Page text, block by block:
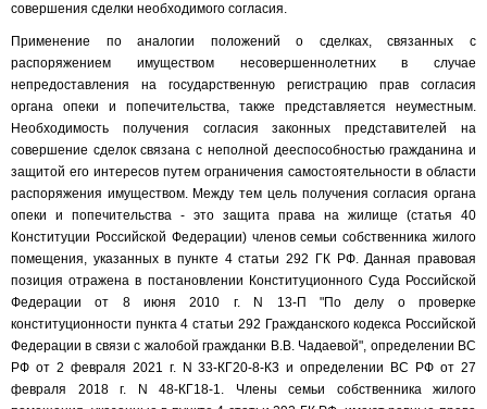
совершения сделки необходимого согласия.
Применение по аналогии положений о сделках, связанных с
распоряжением имуществом несовершеннолетних в случае
непредоставления на государственную регистрацию прав согласия
органа опеки и попечительства, также представляется неуместным.
Необходимость получения согласия законных представителей на
совершение сделок связана с неполной дееспособностью гражданина и
защитой его интересов путем ограничения самостоятельности в области
распоряжения имуществом. Между тем цель получения согласия органа
опеки и попечительства - это защита права на жилище (статья 40
Конституции Российской Федерации) членов семьи собственника жилого
помещения, указанных в пункте 4 статьи 292 ГК РФ. Данная правовая
позиция отражена в постановлении Конституционного Суда Российской
Федерации от 8 июня 2010 г. N 13-П "По делу о проверке
конституционности пункта 4 статьи 292 Гражданского кодекса Российской
Федерации в связи с жалобой гражданки В.В. Чадаевой", определении ВС
РФ от 2 февраля 2021 г. N 33-КГ20-8-К3 и определении ВС РФ от 27
февраля 2018 г. N 48-КГ18-1. Члены семьи собственника жилого